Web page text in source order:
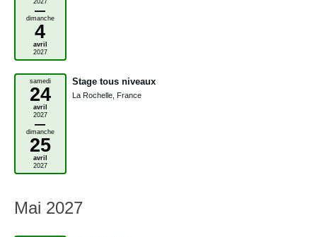
2027
–
dimanche
4
avril
2027
samedi
24
avril
2027
–
dimanche
25
avril
2027
Stage tous niveaux
La Rochelle, France
Mai 2027